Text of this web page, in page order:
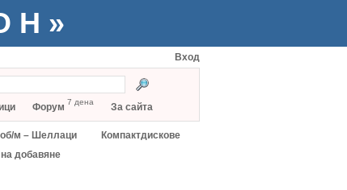
Вход
Форум 7 дена За сайта
м – Шеллаци
Компактдискове
добавяне